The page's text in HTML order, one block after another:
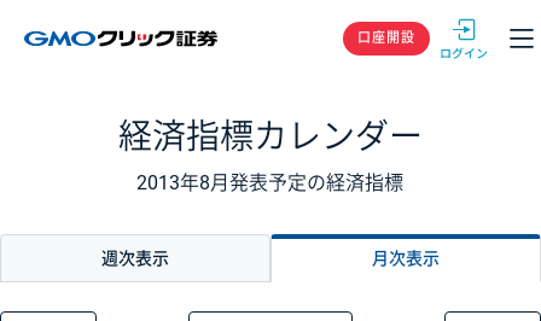
GMOクリック
口座開設
経済指標カレンダー
2013年8月発表予定の経済指標
週次表示 月次表示